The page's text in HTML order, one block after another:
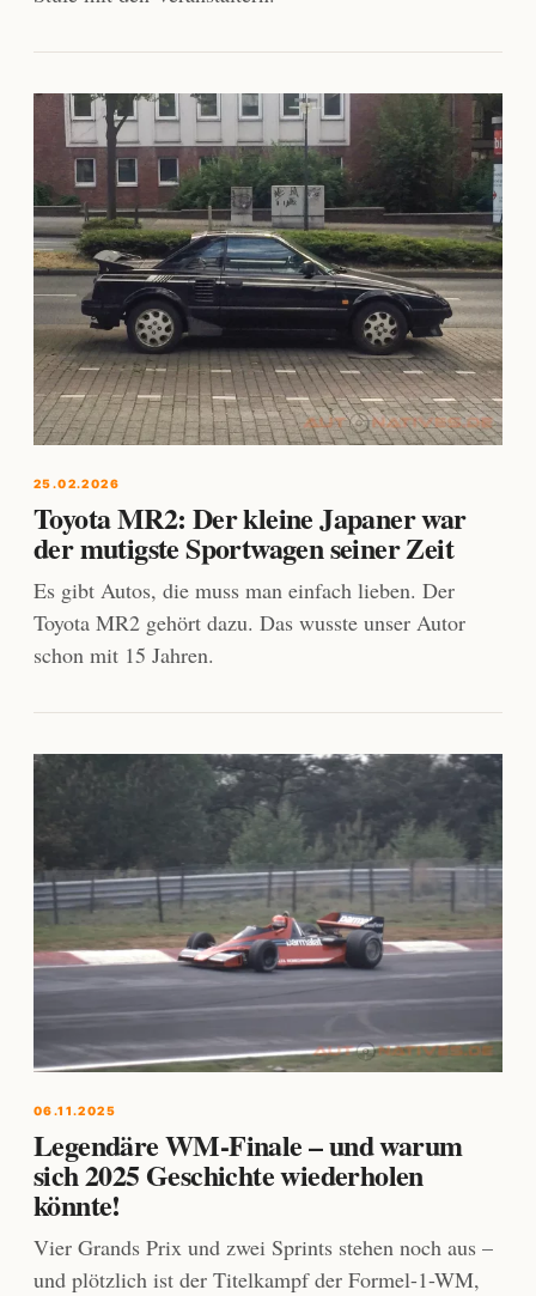
25.02.2026
Toyota MR2: Der kleine Japaner war
der mutigste Sportwagen seiner Zeit
Es gibt Autos, die muss man einfach lieben. Der
Toyota MR2 gehört dazu. Das wusste unser Autor
schon mit 15 Jahren.
06.11.2025
Legendäre WM-Finale – und warum
sich 2025 Geschichte wiederholen
könnte!
Vier Grands Prix und zwei Sprints stehen noch aus –
und plötzlich ist der Titelkampf der Formel-1-WM,